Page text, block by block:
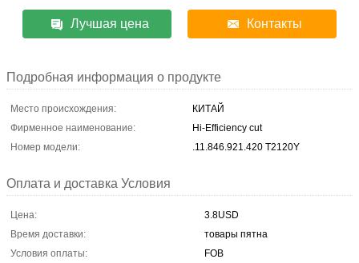
Лучшая цена Контакты
Подробная информация о продукте
Место происхождения:
КИТАЙ
Фирменное наименование:
Hi-Efficiency cut
Номер модели:
.11.846.921.420 T2120Y
Оплата и доставка Условия
Цена:
3.8USD
Время доставки:
товары пятна
Условия оплаты:
FOB